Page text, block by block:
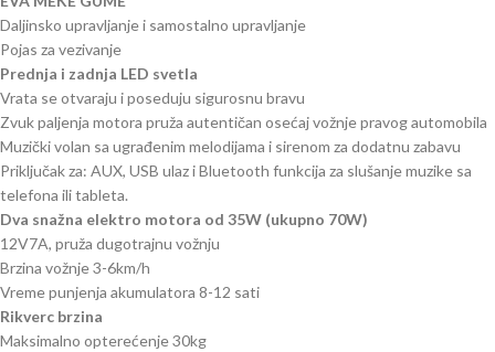
Daljinsko upravljanje i samostalno upravljanje
Pojas za vezivanje
Prednja i zadnja LED svetla
Vrata se otvaraju i poseduju sigurosnu bravu
Zvuk paljenja motora pruža autentičan osećaj vožnje pravog automobila
Muzički volan sa ugrađenim melodijama i sirenom za dodatnu zabavu
Priključak za: AUX, USB ulaz i Bluetooth funkcija za slušanje muzike sa
telefona ili tableta.
Dva snažna elektro motora od 35W (ukupno 70W)
12V7A, pruža dugotrajnu vožnju
Brzina vožnje 3-6km/h
Vreme punjenja akumulatora 8-12 sati
Rikverc brzina
Maksimalno opterećenje 30kg